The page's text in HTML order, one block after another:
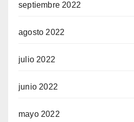
septiembre 2022
agosto 2022
julio 2022
junio 2022
mayo 2022